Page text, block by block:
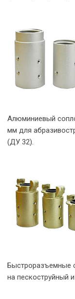
Алюминиевый
мм для
(ДУ 32).
Быстроразъемные
на пескоструйный